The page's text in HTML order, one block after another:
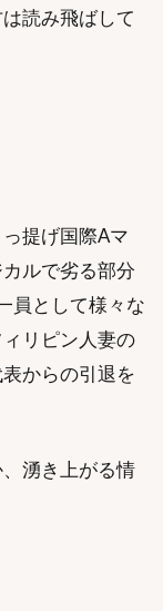
読み飛ばして
提げ国際Aマ
ルで劣る部分
員として様々な
リピン人妻の
からの引退を
湧き上がる情